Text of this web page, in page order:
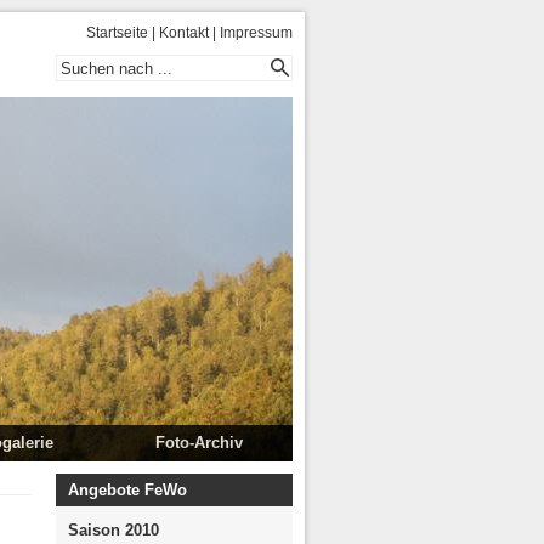
Startseite Kontakt| Impressum
Kitzbühl
Südtirol 2012
Foto-Archiv
Flims 2008
Angebote FeWo
Saison 2010